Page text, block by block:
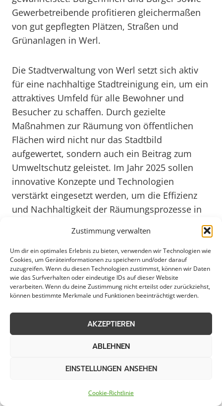
Zustimmung verwalten
Um dir ein optimales Erlebnis zu bieten, verwenden wir Technologien wie
Cookies, um Geräteinformationen zu speichern und/oder darauf
zuzugreifen. Wenn du diesen Technologien zustimmst, können wir Daten
wie das Surfverhalten oder eindeutige IDs auf dieser Website
verarbeiten. Wenn du deine Zustimmung nicht erteilst oder zurückziehst,
können bestimmte Merkmale und Funktionen beeinträchtigt werden.
AKZEPTIEREN
ABLEHNEN
EINSTELLUNGEN ANSEHEN
Cookie-Richtlinie
Gewerbetreibende profitieren gleichermaßen
von gut gepflegten Plätzen, Straßen und
Grünanlagen in Werl.
Die Stadtverwaltung von Werl setzt sich aktiv
für eine nachhaltige Stadtreinigung ein, um ein
attraktives Umfeld für alle Bewohner und
Besucher zu schaffen. Durch gezielte
Maßnahmen zur Räumung von öffentlichen
Flächen wird nicht nur das Stadtbild
aufgewertet, sondern auch ein Beitrag zum
Umweltschutz geleistet. Im Jahr 2025 sollen
innovative Konzepte und Technologien
verstärkt eingesetzt werden, um die Effizienz
und Nachhaltigkeit der Räumungsprozesse in
lokalen Unternehmen und Bürgerinitiativen
spielt dabei eine entscheidende Rolle, um
gemeinsam für eine saubere und lebenswerte
Stadt zu sorgen.
Weitere Themen in Werl
Eisglättebekämpfung Bereitschaftsdienst